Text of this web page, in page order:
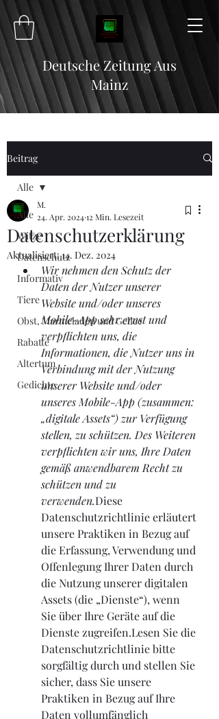
Deutsche Zeitung Aus
Mainz
Beitrag
Alle
Witze
Datenschutz
Informativ
Tiere
Obst, Marmeladen und Gellee
Rabatte
Altertum
Gedichte
Alle
Datenschutzerklärung
M.
24. Apr. 202412 Min. Lesezeit
Aktualisiert:14. Dez. 2024
Wir nehmen den Schutz der
Daten der Nutzer unserer
Website und/oder unseres
Mobile-App sehr ernst und
verpflichten uns, die
Informationen, die Nutzer uns in
Verbindung mit der Nutzung
unserer Website und/oder
unseres Mobile-App (zusammen:
„digitale Assets“) zur Verfügung
stellen, zu schützen. Des Weiteren
verpflichten wir uns, Ihre Daten
gemäß anwendbarem Recht zu
schützen und zu
verwenden.Diese
Datenschutzrichtlinie erläutert
unsere Praktiken in Bezug auf
die Erfassung, Verwendung und
Offenlegung Ihrer Daten durch
die Nutzung unserer digitalen
Assets (die „Dienste“), wenn
Sie über Ihre Geräte auf die
Dienste zugreifen.Lesen Sie die
Datenschutzrichtlinie bitte
sorgfältig durch und stellen Sie
sicher, dass Sie unsere
Praktiken in Bezug auf Ihre
Daten vollumfänglich